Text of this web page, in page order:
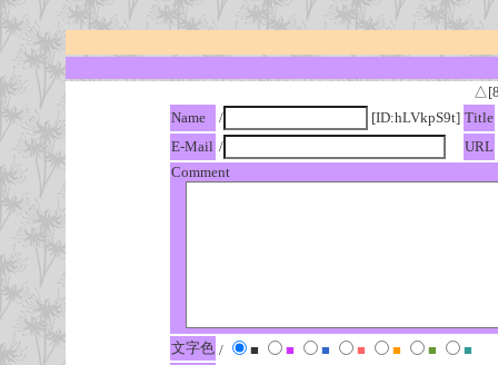
Name
/ [ID:hLVkpS9t] Title
E-Mail / URL
Comment
文字色 / ■ ■ ■ ■ ■ ■
■